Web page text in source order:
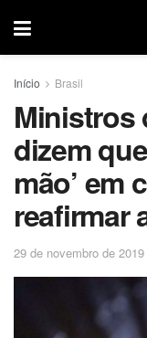
Início Brasil
Ministros
dizem
mão’ em
reafirmar
29 de novembro de 2019